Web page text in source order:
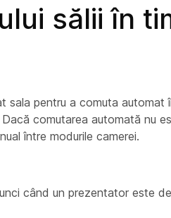
sălii în
sala pentru a comuta automat
comutarea automată nu
între modurile camerei.
când un prezentator este